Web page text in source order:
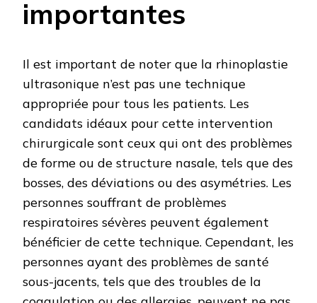
importantes
Il est important de noter que la rhinoplastie
ultrasonique n’est pas une technique
appropriée pour tous les patients. Les
candidats idéaux pour cette intervention
chirurgicale sont ceux qui ont des problèmes
de forme ou de structure nasale, tels que des
bosses, des déviations ou des asymétries. Les
personnes souffrant de problèmes
respiratoires sévères peuvent également
bénéficier de cette technique. Cependant, les
personnes ayant des problèmes de santé
sous-jacents, tels que des troubles de la